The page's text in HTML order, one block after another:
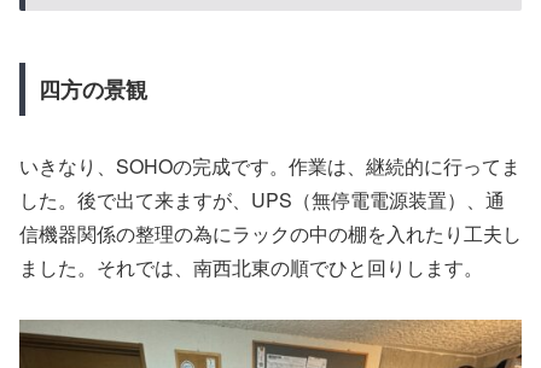
四方の景観
いきなり、SOHOの完成です。作業は、継続的に行ってま
した。後で出て来ますが、UPS（無停電電源装置）、通
信機器関係の整理の為にラックの中の棚を入れたり工夫し
ました。それでは、南西北東の順でひと回りします。